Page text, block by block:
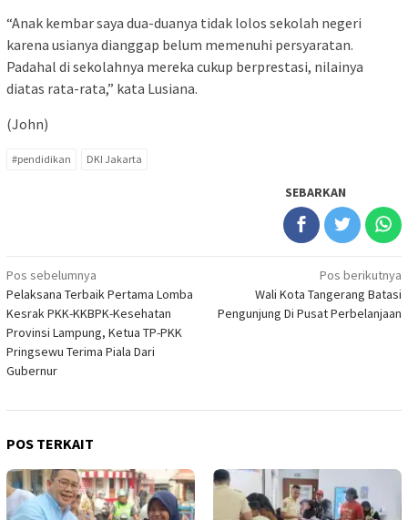
“Anak kembar saya dua-duanya tidak lolos sekolah negeri
karena usianya dianggap belum memenuhi persyaratan.
Padahal di sekolahnya mereka cukup berprestasi, nilainya
diatas rata-rata,” kata Lusiana.
(John)
#pendidikan DKI Jakarta
SEBARKAN
Navigasi
pos
Pos sebelumnya
Pelaksana Terbaik Pertama Lomba
Kesrak PKK-KKBPK-Kesehatan
Provinsi Lampung, Ketua TP-PKK
Pringsewu Terima Piala Dari
Gubernur
Pos berikutnya
Wali Kota Tangerang Batasi
Pengunjung Di Pusat Perbelanjaan
POS TERKAIT